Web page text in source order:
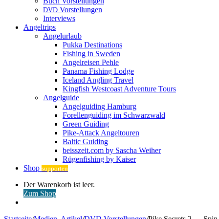
DVD Vorstellungen
Interviews
Angeltrips
Angelurlaub
Pukka Destinations
Fishing in Sweden
Angelreisen Pehle
Panama Fishing Lodge
Iceland Angling Travel
Kingfish Westcoast Adventure Tours
Angelguide
Angelguiding Hamburg
Forellenguiding im Schwarzwald
Green Guiding
Pike-Attack Angeltouren
Baltic Guiding
beisszeit.com by Sascha Weiher
Rügenfishing by Kaiser
Shop supporten
Warenkorb
ansehen
Der Warenkorb ist leer.
Zum Shop